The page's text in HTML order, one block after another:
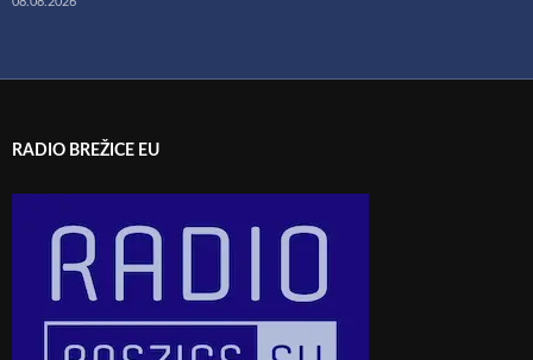
RADIO BREŽICE EU